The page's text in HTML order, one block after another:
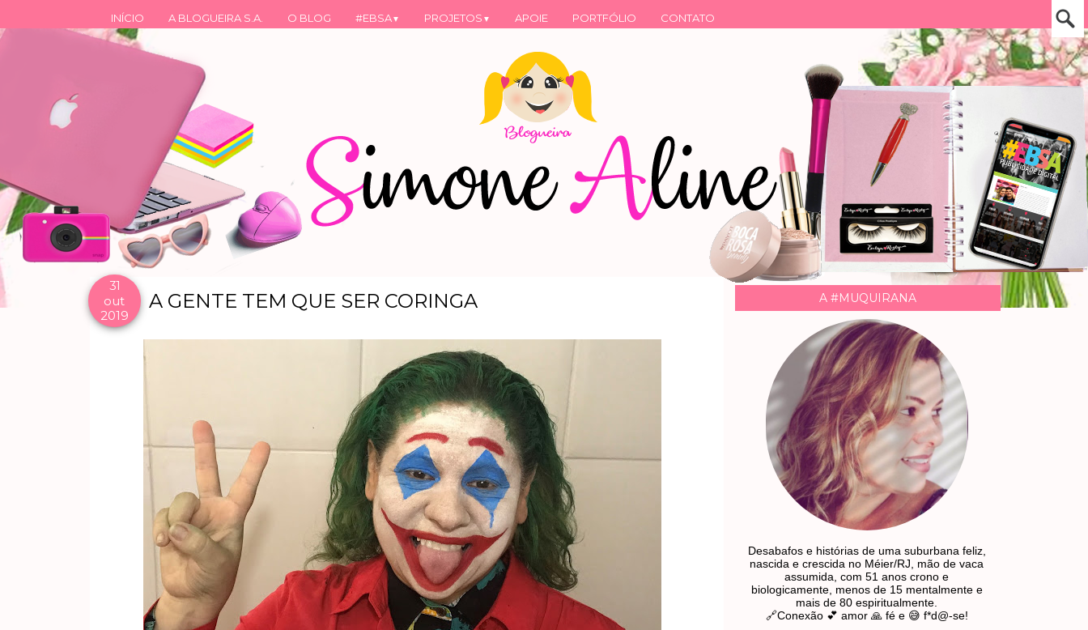
INÍCIO A BLOGUEIRA S.A. O BLOG #EBSA▼ PROJETOS ▼ APOIE PORTFÓLIO CONTATO
31
out
2019
A GENTE TEM QUE SER CORINGA A #MUQUIRANA
Desabafos e histórias de uma suburbana feliz,
nascida e crescida no Méier/RJ, mão de vaca
assumida, com 51 anos crono e
biologicamente, menos de 15 mentalmente e
mais de 80 espiritualmente.
🔗Conexão 💕 amor 🙏 fé e 😅 f*d@-se!